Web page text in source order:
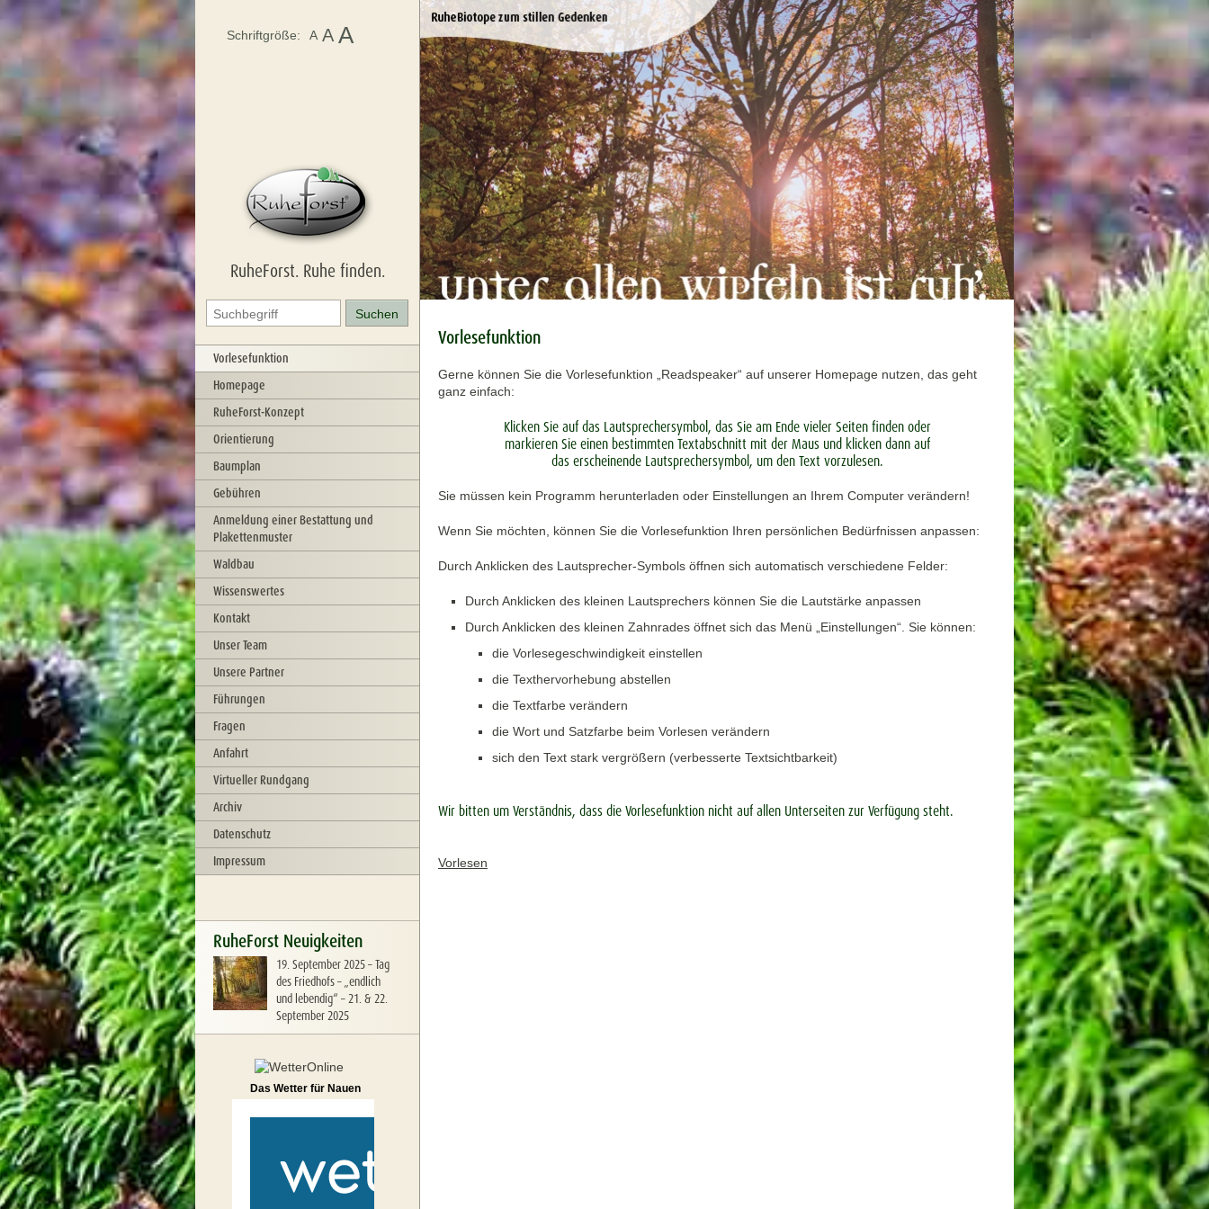
RuheForst. Ruhe finden.
Vorlesefunktion
Homepage
RuheForst-Konzept
Orientierung
Baumplan
Gebühren
Anmeldung einer Bestattung und
Plakettenmuster
Waldbau
Wissenswertes
Kontakt
Unser Team
Unsere Partner
Führungen
Fragen
Anfahrt
Virtueller Rundgang
Archiv
Datenschutz
Impressum
RuheForst Neuigkeiten
19. September 2025–Tag
des Friedhofs – „endlich
und lebendig“ – 21. & 22.
September 2025
Schriftgröße: A A A
Das Wetter für Nauen
Vorlesefunktion
Gerne können Sie die Vorlesefunktion „Readspeaker“ auf unserer Homepage nutzen, das geht
ganz einfach:
Klicken Sie auf das Lautsprechersymbol, das Sie am Ende vieler Seiten finden oder
markieren Sie einen bestimmten Textabschnitt mit der Maus und klicken dann auf
das erscheinende Lautsprechersymbol, um den Text vorzulesen.
Sie müssen kein Programm herunterladen oder Einstellungen an Ihrem Computer verändern!
Wenn Sie möchten, können Sie die Vorlesefunktion Ihren persönlichen Bedürfnissen anpassen:
Durch Anklicken des Lautsprecher-Symbols öffnen sich automatisch verschiedene Felder:
Durch Anklicken des kleinen Lautsprechers können Sie die Lautstärke anpassen
Durch Anklicken des kleinen Zahnrades öffnet sich das Menü „Einstellungen“. Sie können:
die Vorlesegeschwindigkeit einstellen
die Texthervorhebung abstellen
die Textfarbe verändern
die Wort und Satzfarbe beim Vorlesen verändern
sich den Text stark vergrößern (verbesserte Textsichtbarkeit)
Wir bitten um Verständnis, dass die Vorlesefunktion nicht auf allen Unterseiten zur Verfügung steht.
Vorlesen